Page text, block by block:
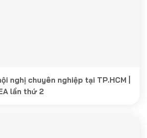
nghị chuyên nghiệp tại TP.HCM |
lần thứ 2